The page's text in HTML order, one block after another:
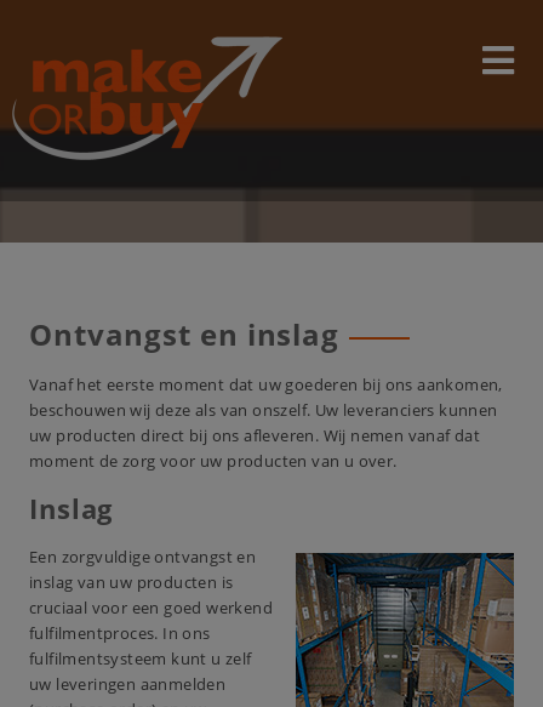
content
Ontvangst en inslag
Vanaf het eerste moment dat uw goederen bij ons aankomen,
beschouwen wij deze als van onszelf. Uw leveranciers kunnen
uw producten direct bij ons afleveren. Wij nemen vanaf dat
moment de zorg voor uw producten van u over.
Inslag
Een zorgvuldige ontvangst en
inslag van uw producten is
cruciaal voor een goed werkend
fulfilmentproces. In ons
fulfilmentsysteem kunt u zelf
uw leveringen aanmelden